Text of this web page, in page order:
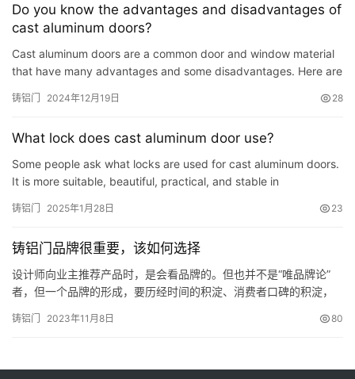
Do you know the advantages and disadvantages of
cast aluminum doors?
Cast aluminum doors are a common door and window material
that have many advantages and some disadvantages. Here are
Det…
铸铝门 2024年12月19日 28
What lock does cast aluminum door use?
Some people ask what locks are used for cast aluminum doors.
It is more suitable, beautiful, practical, and stable in
indust…
铸铝门 2025年1月28日 23
铸铝门品牌很重要，该如何选择
设计师向业主推荐产品时，是会看品牌的。但也并不是“唯品牌论”
者，但一个品牌的形成，要历经时间的积淀、消费者口碑的积淀，
展，优越的品质体现在门上的每一处细节，特别是作为门的灵魂
铸铝门 2023年11月8日 80